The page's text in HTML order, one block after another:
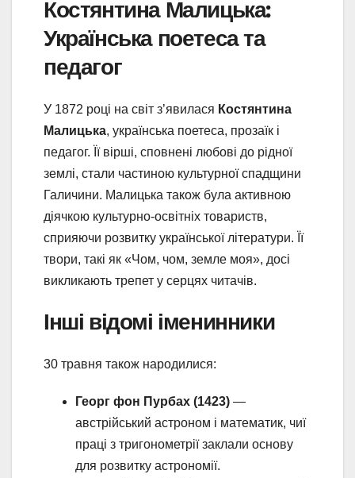
Костянтина Малицька:
Українська поетеса та
педагог
У 1872 році на світ з’явилася Костянтина
Малицька, українська поетеса, прозаїк і
педагог. Її вірші, сповнені любові до рідної
землі, стали частиною культурної спадщини
Галичини. Малицька також була активною
діячкою культурно-освітніх товариств,
сприяючи розвитку української літератури. Її
твори, такі як «Чом, чом, земле моя», досі
викликають трепет у серцях читачів.
Інші відомі іменинники
30 травня також народилися:
Георг фон Пурбах (1423) —
австрійський астроном і математик, чиї
праці з тригонометрії заклали основу
для розвитку астрономії.